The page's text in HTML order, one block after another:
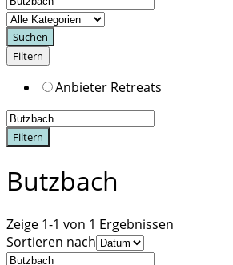
Suchen
Filtern
Anbieter Retreats
Filtern
Butzbach
Zeige 1-1 von 1 Ergebnissen
Sortieren nach